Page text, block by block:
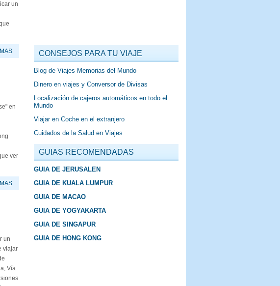
un
en
ver
un
viajar
Vía
CONSEJOS PARA TU VIAJE
Blog de Viajes Memorias del Mundo
Dinero en viajes y Conversor de Divisas
Localización de cajeros automáticos en todo el
Mundo
Viajar en Coche en el extranjero
Cuidados de la Salud en Viajes
GUIAS RECOMENDADAS
GUIA DE JERUSALEN
GUIA DE KUALA LUMPUR
GUIA DE MACAO
GUIA DE YOGYAKARTA
GUIA DE SINGAPUR
GUIA DE HONG KONG